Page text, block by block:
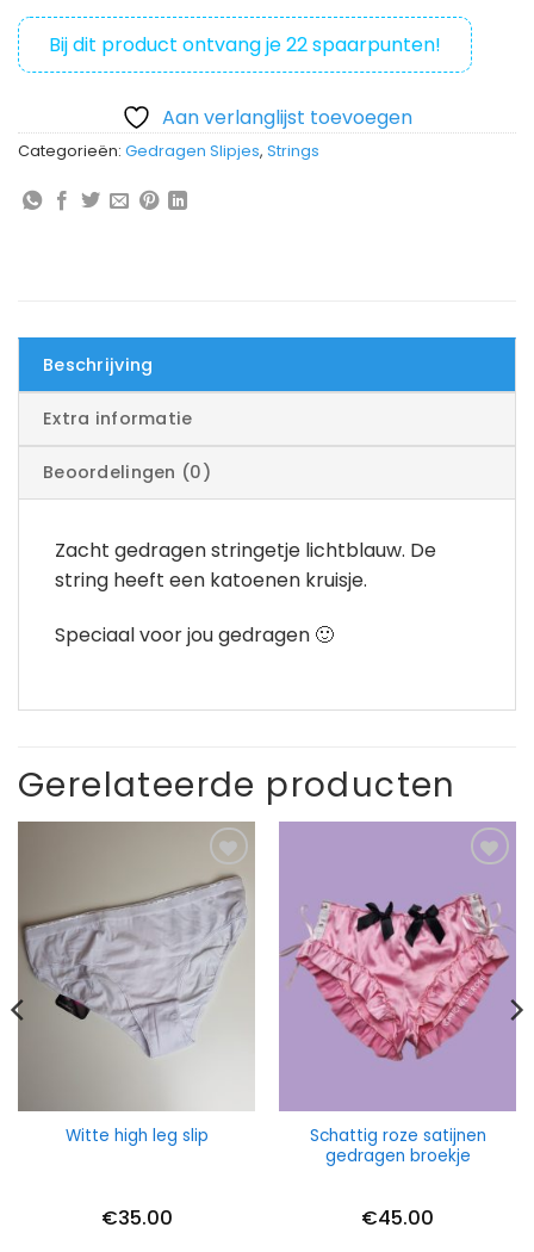
Bij dit product ontvang je22spaarpunten!
Aan verlanglijst toevoegen
Categorieën: Gedragen Slipjes, Strings
Beschrijving
Extra informatie
Beoordelingen (0)
Zacht gedragen stringetje lichtblauw. De
string heeft een katoenen kruisje.
Speciaal voor jou gedragen 🙂
Gerelateerde producten
Witte high leg slip
€35.00
Schattig roze satijnen
gedragen broekje
€45.00